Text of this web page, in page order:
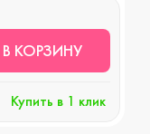
В КОРЗИНУ
Купить в 1 клик